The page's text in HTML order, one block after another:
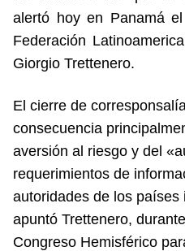
alertó hoy en Panamá
Federación
Giorgio Trettenero.
El cierre de
consecuencia
aversión al riesgo y del
requerimientos de
autoridades de los países
apuntó Trettenero,
Congreso Hemisférico